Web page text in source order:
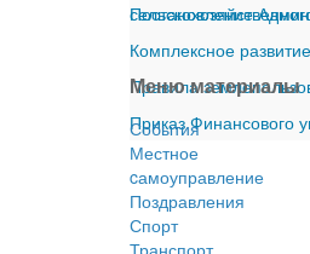
Постановление
Комплексное
Правила
Приказ Финансового
Меню материалы
События
Местное
cамоуправление
Поздравления
Спорт